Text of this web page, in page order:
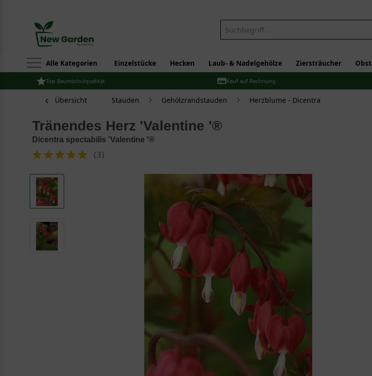
Alle Kategorien Einzelstücke Hecken Laub- & Nadelgehölze Ziersträucher Obst
Top Baumschulqualität Kauf auf Rechnung
Übersicht Stauden Gehölzrandstauden Herzblume - Dicentra
Tränendes Herz 'Valentine '®
Dicentra spectabilis 'Valentine '®
(3)